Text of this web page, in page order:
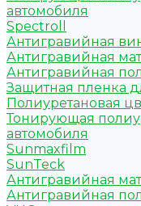
автомобиля
Spectroll
Антигравийная
Антигравийная
Антигравийная
Защитная пленка
Полиуретановая
Тонирующая
автомобиля
Sunmaxfilm
SunTeck
Антигравийная
Антигравийная